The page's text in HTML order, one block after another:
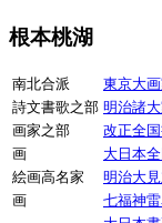
根本桃湖
南北合派 東京大
詩文書歌之部 明治諸
画家之部
改正全
画
大日本
絵画高名家
明治大
画
七福神